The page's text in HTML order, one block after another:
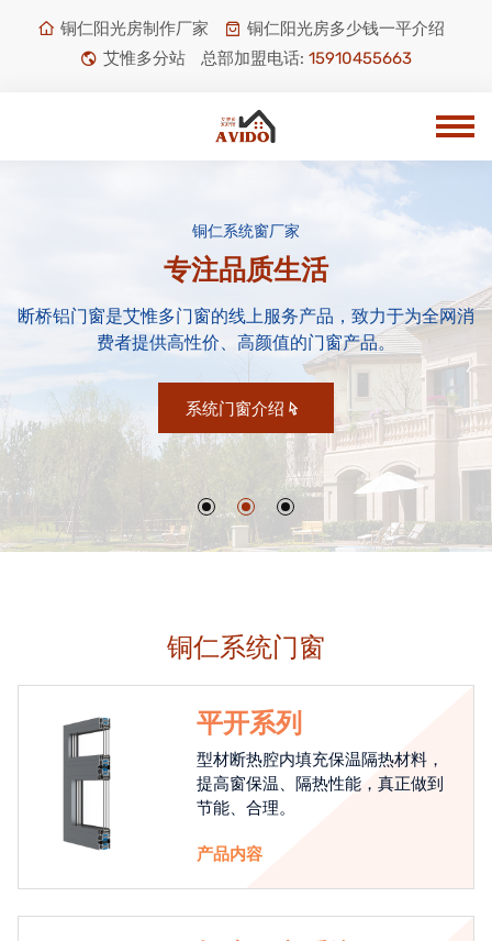
铜仁阳光房制作厂家
铜仁阳光房多少钱一平介绍
艾惟多分站
总部加盟电话: 15910455663
铜仁系统窗厂家
专注品质生活
断桥铝门窗是艾惟多门窗的线上服务产品，致力于为全网消
费者提供高性价、高颜值的门窗产品。
系统门窗介绍
铜仁系统门窗
平开系列
型材断热腔内填充保温隔热材料，
提高窗保温、隔热性能，真正做到
节能、合理。
产品内容